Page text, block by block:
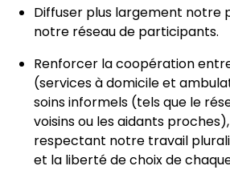
Diffuser plus largement notre
notre réseau de participants.
Renforcer la coopération
(services à domicile et
soins informels (tels que le
voisins ou les aidants
respectant notre travail
et la liberté de choix de